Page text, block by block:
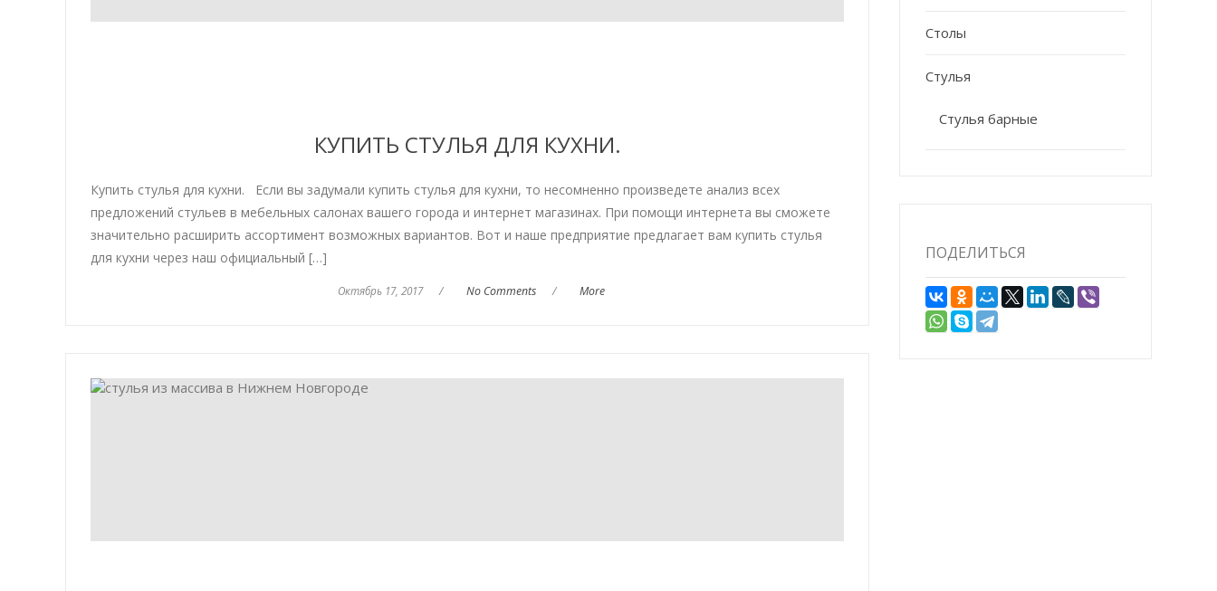
КУПИТЬ СТУЛЬЯ ДЛЯ КУХНИ.
Купить стулья для кухни. Если вы задумали купить стулья для кухни, то несомненно произведете анализ всех
предложений стульев в мебельных салонах вашего города и интернет магазинах. При помощи интернета вы сможете
значительно расширить ассортимент возможных вариантов. Вот и наше предприятие предлагает вам купить стулья
для кухни через наш официальный […]
Октябрь 17, 2017 / No Comments / More
Столы
Стулья
Стулья барные
ПОДЕЛИТЬСЯ